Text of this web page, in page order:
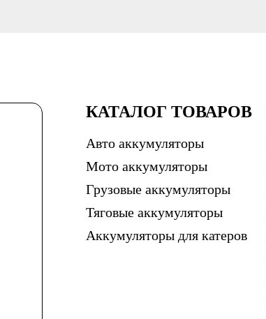
КАТАЛОГ ТОВАРОВ
Авто аккумуляторы
Мото аккумуляторы
Грузовые аккумуляторы
Тяговые аккумуляторы
Аккумуляторы для катеров